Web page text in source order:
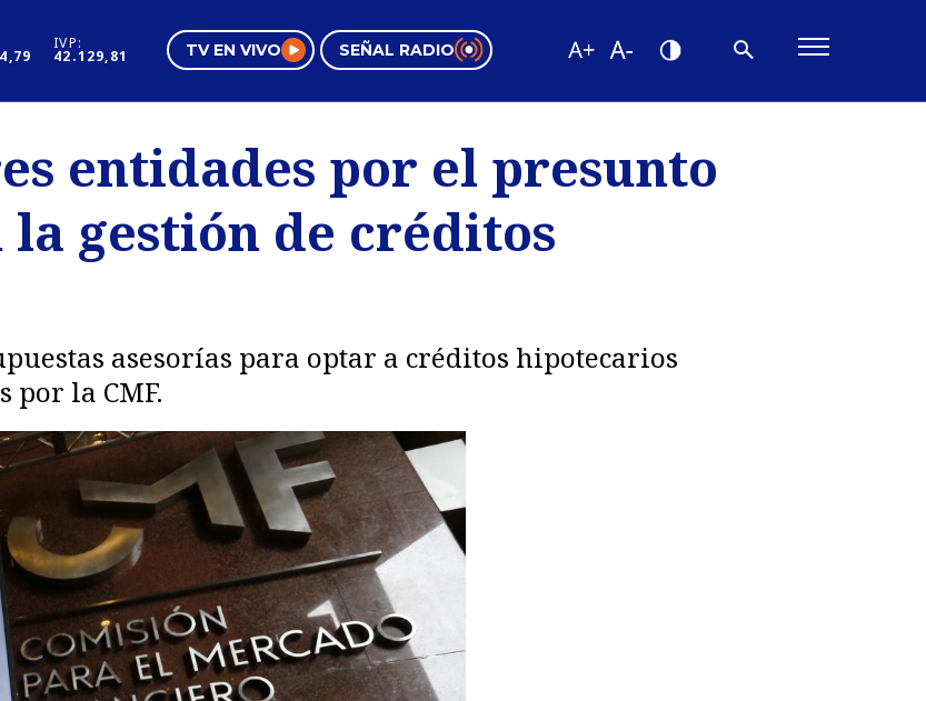
IVP:
42.129,81 TV EN VIVO SEÑAL RADIO
Negocios
Pura Mujer
Tendencias
Videos
entidades por el presunto
gestión de créditos
asesorías para optar a créditos hipotecarios
por la CMF.